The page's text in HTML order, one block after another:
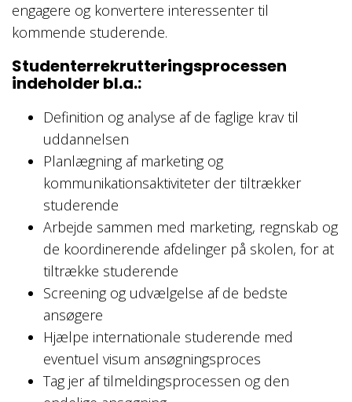
engagere og konvertere interessenter til
kommende studerende.
Studenterrekrutteringsprocessen
indeholder bl.a.:
Definition og analyse af de faglige krav til
uddannelsen
Planlægning af marketing og
kommunikationsaktiviteter der tiltrækker
studerende
Arbejde sammen med marketing, regnskab og
de koordinerende afdelinger på skolen, for at
tiltrække studerende
Screening og udvælgelse af de bedste
ansøgere
Hjælpe internationale studerende med
eventuel visum ansøgningsproces
Tag jer af tilmeldingsprocessen og den